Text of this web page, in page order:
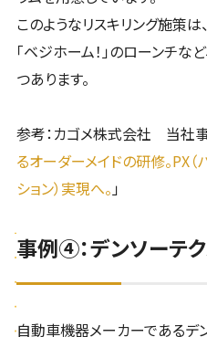
このようなリスキリング施策は
「ベジホーム！」のローンチな
つあります。
参考：カゴメ株式会社 当社事
るオーダーメイドの研修。PX（
ション）実現へ。」
事例④：デンソーテ
自動車機器メーカーであるデ